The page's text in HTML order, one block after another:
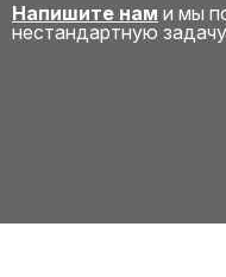
Напишите нам и мы
нестандартную задачу